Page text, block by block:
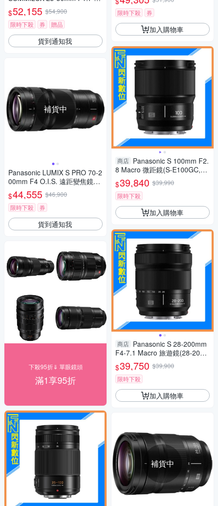
PH. 望遠變焦鏡頭 公司貨
$52,155 $54,900
限時下殺
券 贈品
貨到通知我
補貨中
Panasonic LUMIX S PRO 70-2
00mm F4 O.I.S. 遠距變焦鏡頭
公司貨 S-R70200
$44,555 $46,900
限時下殺
券
貨到通知我
下殺95折⇓ 單眼鏡頭
滿1享95折
變焦鏡頭 公司貨 H-RSA10040
0G
限時下殺
券
加入購物車
商店 Panasonic S 100mm F2.
8 Macro 微距鏡(S-E100GC,公
司貨)L-mount
$39,840 $39,990
限時下殺
加入購物車
商店 Panasonic S 28-200mm
F4-7.1 Macro 旅遊鏡(28-20
0，S-R28200GC，公司貨)L-m
ount
$39,750 $39,900
限時下殺
加入購物車
補貨中